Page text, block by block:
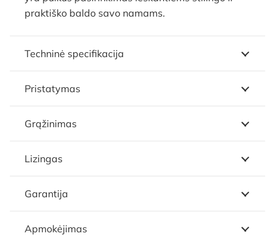
praktiško baldo savo namams.
Techninė specifikacija
Pristatymas
Grąžinimas
Lizingas
Garantija
Apmokėjimas